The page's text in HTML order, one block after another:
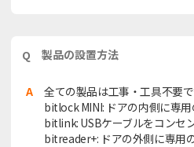
Q 製品の設置方法
A
全ての製品は工事・工具不要で
bitlock MINI: ドアの内側に専
bitlink: USBケーブルをコンセ
bitreader+: ドアの外側に専用